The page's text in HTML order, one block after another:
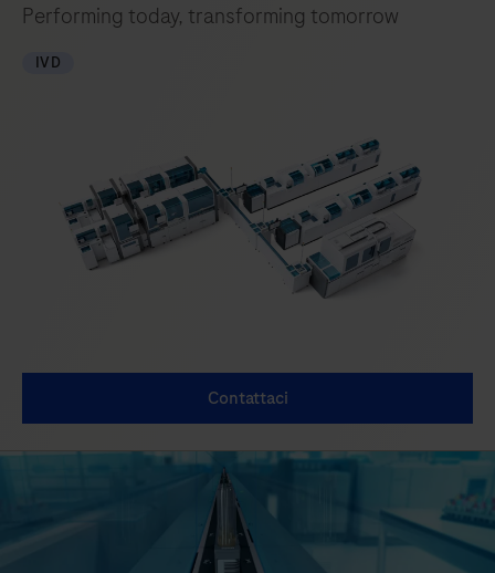
Performing today, transforming tomorrow
IVD
Contattaci